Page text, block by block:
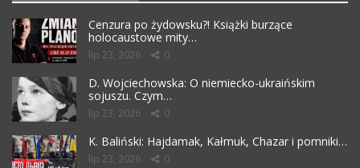
Cenzura po żydowsku?! Książki burzące
holocaustowe mity…
lip 23, 2026 0
D. Wojciechowska: O niemiecko-ukraińskim
sojuszu. Czym…
lip 23, 2026 0
K. Baliński: Hajdamak, Kałmuk, Chazar i pomniki…
lip 23, 2026 0